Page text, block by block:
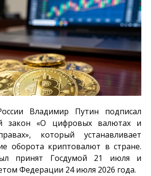
Владимир Путин подписал
закон «О цифровых валютах и
который устанавливает
оборота криптовалют в стране.
принят Госдумой 21 июля и
Федерации 24 июля 2026 года.